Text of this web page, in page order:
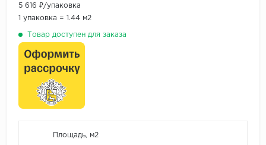
5 616 ₽/упаковка
1 упаковка = 1.44 м2
Товар доступен для заказа
Площадь, м2